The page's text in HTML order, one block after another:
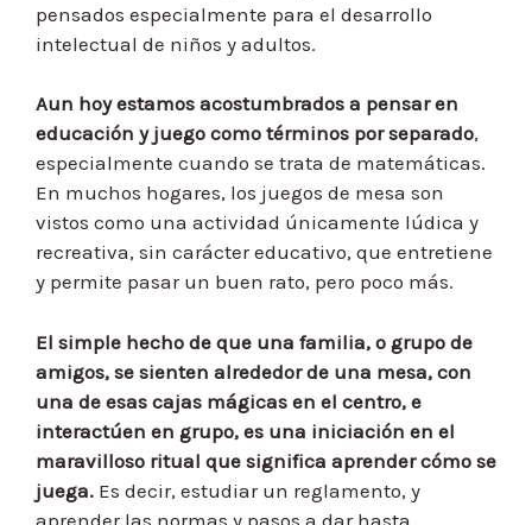
pensados especialmente para el desarrollo
intelectual de niños y adultos.
Aun hoy estamos acostumbrados a pensar en
educación y juego como términos por separado,
especialmente cuando se trata de matemáticas.
En muchos hogares, los juegos de mesa son
vistos como una actividad únicamente lúdica y
recreativa, sin carácter educativo, que entretiene
y permite pasar un buen rato, pero poco más.
El simple hecho de que una familia, o grupo de
amigos, se sienten alrededor de una mesa, con
una de esas cajas mágicas en el centro, e
interactúen en grupo, es una iniciación en el
maravilloso ritual que significa aprender cómo se
juega. Es decir, estudiar un reglamento, y
aprender las normas y pasos a dar hasta